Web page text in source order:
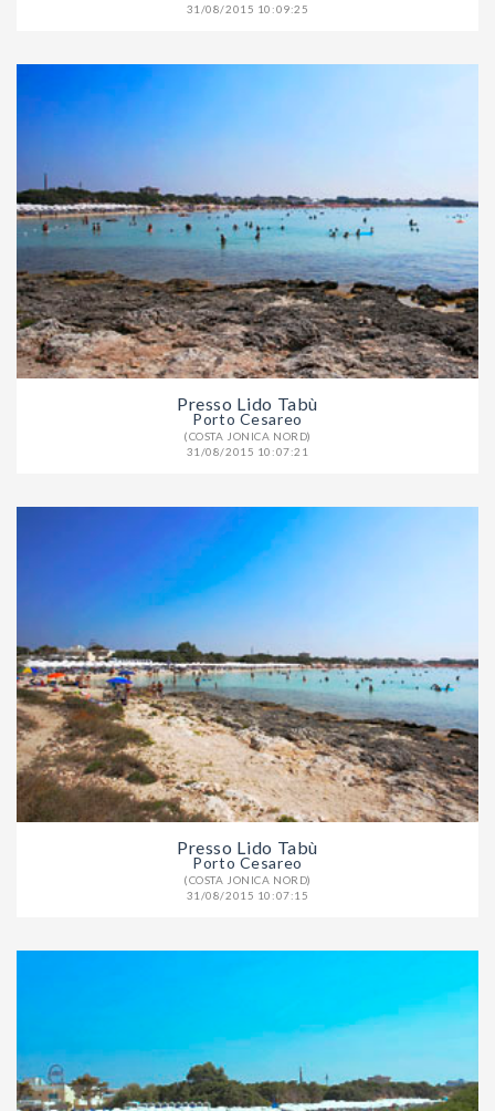
31/08/2015 10:09:25
Presso Lido Tabù
Porto Cesareo
(COSTA JONICA NORD)
31/08/2015 10:07:21
Presso Lido Tabù
Porto Cesareo
(COSTA JONICA NORD)
31/08/2015 10:07:15